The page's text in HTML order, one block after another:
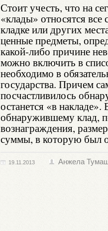
Стоит учесть, что на
«клады» относятся все
кладке или других
ценные предметы,
какой-либо причине
можно включить в
необходимо в
государства. Причем
посчастливилось
останется «в
обнаружившему клад,
вознаграждения,
суммы, в которую был
19.11.2013 Анжела